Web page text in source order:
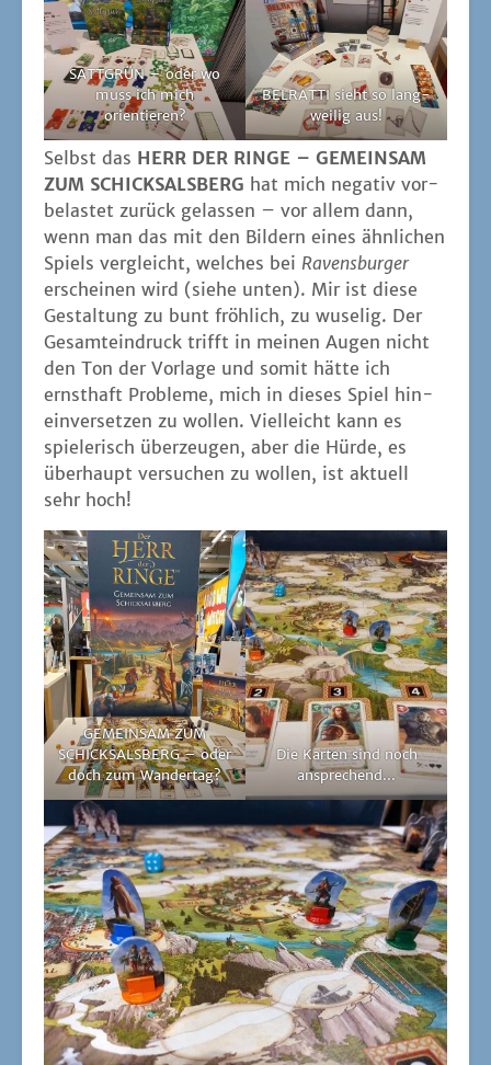
SATTGRÜN – oder wo
muss ich mich
orientieren?
BELRATTI sieht so lang­
wei­lig aus!
Selbst das HERR DER RINGE – GEMEINSAM
ZUM SCHICKSALSBERG hat mich nega­tiv vor­
be­las­tet zurück gelas­sen – vor allem dann,
wenn man das mit den Bil­dern eines ähn­li­chen
Spiels ver­gleicht, wel­ches bei Ravens­bur­ger
erschei­nen wird (sie­he unten). Mir ist die­se
Gestal­tung zu bunt fröh­lich, zu wuse­lig. Der
Gesamt­ein­druck trifft in mei­nen Augen nicht
den Ton der Vor­la­ge und somit hät­te ich
ernst­haft Pro­ble­me, mich in die­ses Spiel hin­
ein­ver­set­zen zu wol­len. Viel­leicht kann es
spie­le­risch über­zeu­gen, aber die Hür­de, es
über­haupt ver­su­chen zu wol­len, ist aktu­ell
sehr hoch!
GEMEINSAM ZUM
SCHICKSALSBERG – oder
doch zum Wandertag?
Die Kar­ten sind noch
ansprechend...